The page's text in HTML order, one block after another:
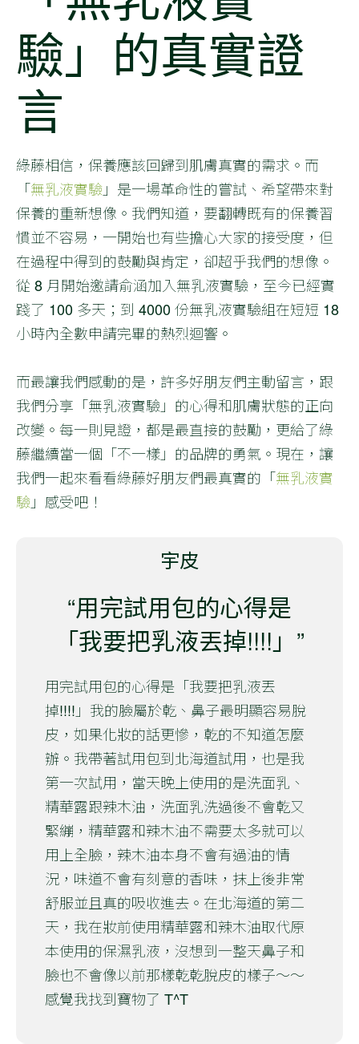
驗」的真實證
言
綠藤相信，保養應該回歸到肌膚真實的需求。而
「無乳液實驗」是一場革命性的嘗試、希望帶來對
保養的重新想像。我們知道，要翻轉既有的保養習
慣並不容易，一開始也有些擔心大家的接受度，但
在過程中得到的鼓勵與肯定，卻超乎我們的想像。
從 8 月開始邀請俞涵加入無乳液實驗，至今已經實
踐了 100 多天；到 4000 份無乳液實驗組在短短 18
小時內全數申請完畢的熱烈迴響。
而最讓我們感動的是，許多好朋友們主動留言，跟
我們分享「無乳液實驗」的心得和肌膚狀態的正向
改變。每一則見證，都是最直接的鼓勵，更給了綠
藤繼續當一個「不一樣」的品牌的勇氣。現在，讓
我們一起來看看綠藤好朋友們最真實的「無乳液實
驗」感受吧！
宇皮
“用完試用包的心得是
「我要把乳液丟掉!!!!」”
用完試用包的心得是「我要把乳液丟
掉!!!!」我的臉屬於乾、鼻子最明顯容易脫
皮，如果化妝的話更慘，乾的不知道怎麼
辦。我帶著試用包到北海道試用，也是我
第一次試用，當天晚上使用的是洗面乳、
精華露跟辣木油，洗面乳洗過後不會乾又
緊繃，精華露和辣木油不需要太多就可以
用上全臉，辣木油本身不會有過油的情
況，味道不會有刻意的香味，抹上後非常
舒服並且真的吸收進去。在北海道的第二
天，我在妝前使用精華露和辣木油取代原
本使用的保濕乳液，沒想到一整天鼻子和
臉也不會像以前那樣乾乾脫皮的樣子～～
感覺我找到寶物了 T^T